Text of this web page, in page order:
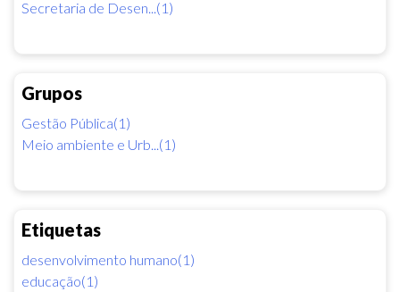
Secretaria de Desen...(1)
Grupos
Gestão Pública(1)
Meio ambiente e Urb...(1)
Etiquetas
desenvolvimento humano(1)
educação(1)